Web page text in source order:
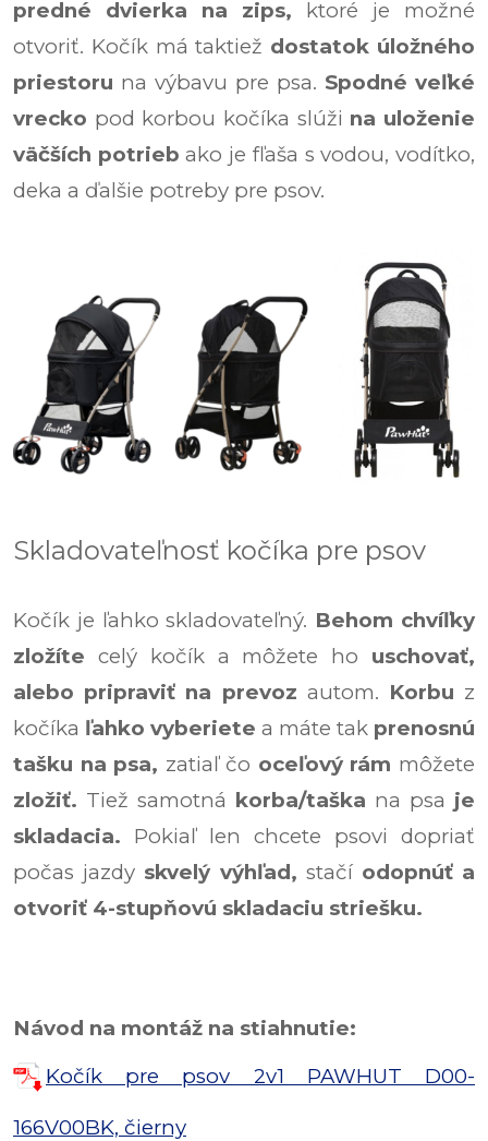
predné dvierka na zips, ktoré je možné
otvoriť. Kočík má taktiež dostatok úložného
priestoru na výbavu pre psa. Spodné veľké
vrecko pod korbou kočíka slúži na uloženie
väčších potrieb ako je fľaša s vodou, vodítko,
deka a ďalšie potreby pre psov.
Skladovateľnosť kočíka pre psov
Kočík je ľahko skladovateľný. Behom chvíľky
zložíte celý kočík a môžete ho uschovať,
alebo pripraviť na prevoz autom. Korbu z
kočíka ľahko vyberiete a máte tak prenosnú
tašku na psa, zatiaľ čo oceľový rám môžete
zložiť. Tiež samotná korba/taška na psa je
skladacia. Pokiaľ len chcete psovi dopriať
počas jazdy skvelý výhľad, stačí odopnúť a
otvoriť 4-stupňovú skladaciu striešku.
Návod na montáž na stiahnutie:
Kočík pre psov 2v1 PAWHUT D00-
166V00BK, čierny